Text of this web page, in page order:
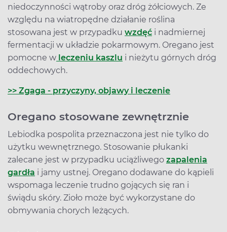
niedoczynności wątroby oraz dróg żółciowych. Ze
względu na wiatropędne działanie roślina
stosowana jest w przypadku wzdęć i nadmiernej
fermentacji w układzie pokarmowym. Oregano jest
pomocne w leczeniu kaszlu i nieżytu górnych dróg
oddechowych.
>> Zgaga - przyczyny, objawy i leczenie
Oregano stosowane zewnętrznie
Lebiodka pospolita przeznaczona jest nie tylko do
użytku wewnętrznego. Stosowanie płukanki
zalecane jest w przypadku uciążliwego zapalenia
gardła i jamy ustnej. Oregano dodawane do kąpieli
wspomaga leczenie trudno gojących się ran i
świądu skóry. Zioło może być wykorzystane do
obmywania chorych leżących.